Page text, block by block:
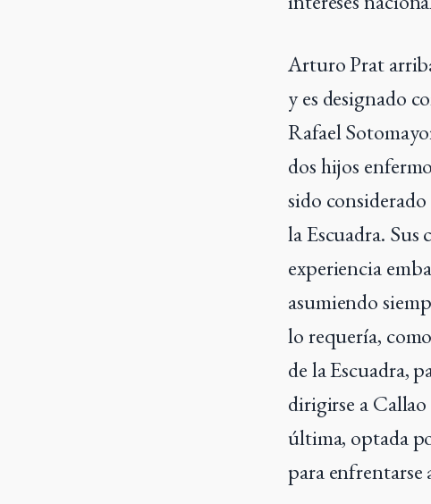
Arturo Prat
y es designado
Rafael
dos hijos
sido
la Escuadra. Sus
experiencia
asumiendo
lo requería,
de la Escuadra,
dirigirse a
última, optada
para